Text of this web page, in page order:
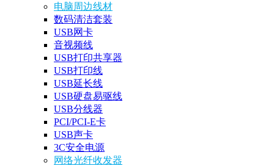
电脑周边线材
数码清洁套装
USB网卡
音视频线
USB打印共享器
USB打印线
USB延长线
USB硬盘易驱线
USB分线器
PCI/PCI-E卡
USB声卡
3C安全电源
网络光纤收发器